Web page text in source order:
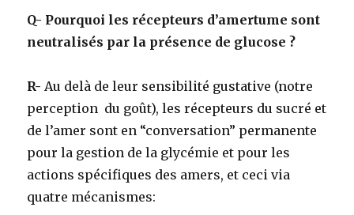
Q- Pourquoi les récepteurs d’amertume sont
neutralisés par la présence de glucose ?
R-Au delà de leur sensibilité gustative (notre
perception du goût), les récepteurs du sucré et
de l’amer sont en “conversation” permanente
pour la gestion de la glycémie et pour les
actions spécifiques des amers, et ceci via
quatre mécanismes: